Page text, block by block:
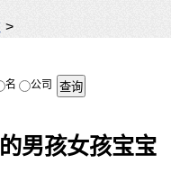
>
名 公司
男孩女孩宝宝